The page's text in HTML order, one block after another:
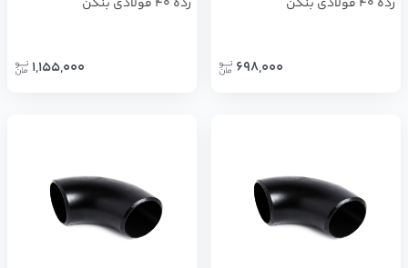
698,000
1,155,000